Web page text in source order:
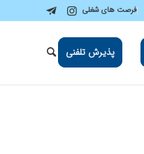
فرصت های شغلی
پذیرش تلفنی